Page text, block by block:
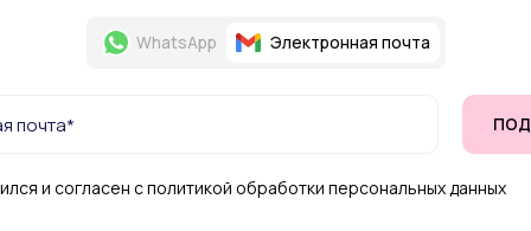
WhatsApp Электронная почта
и согласен с политикой обработки персональных данных